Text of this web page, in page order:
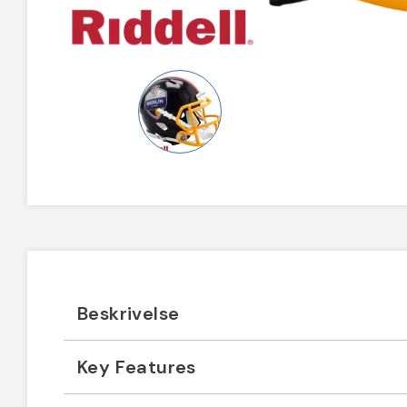
Beskrivelse
Key Features